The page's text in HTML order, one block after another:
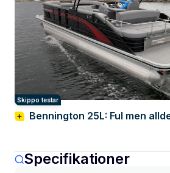
Skippo testar
Bennington 25L: Ful men
Specifikationer